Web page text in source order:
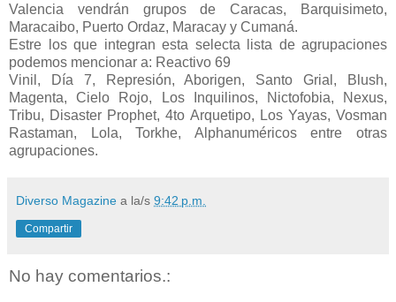
Valencia vendrán grupos de Caracas, Barquisimeto,
Maracaibo, Puerto Ordaz, Maracay y Cumaná.
Estre los que integran esta selecta lista de agrupaciones
podemos mencionar a: Reactivo 69
Vinil, Día 7, Represión, Aborigen, Santo Grial, Blush,
Magenta, Cielo Rojo, Los Inquilinos, Nictofobia, Nexus,
Tribu, Disaster Prophet, 4to Arquetipo, Los Yayas, Vosman
Rastaman, Lola, Torkhe, Alphanuméricos entre otras
agrupaciones.
Diverso Magazine a la/s 9:42 p.m.
Compartir
No hay comentarios.: